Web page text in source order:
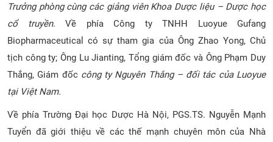
HTQT
CỰU NGƯỜI HỌC
Trưởng phòng cùng các giảng viên Khoa Dược liệu – Dược học
cổ truyền. Về phía Công ty TNHH Luoyue Gufang
Biopharmaceutical có sự tham gia của Ông Zhao Yong, Chủ
tịch công ty; Ông Lu Jianting, Tổng giám đốc và Ông Phạm Duy
Thắng, Giám đốc công ty Nguyên Thắng – đối tác của Luoyue
tại Việt Nam.
Về phía Trường Đại học Dược Hà Nội, PGS.TS. Nguyễn Mạnh
Tuyển đã giới thiệu về các thế mạnh chuyên môn của Nhà